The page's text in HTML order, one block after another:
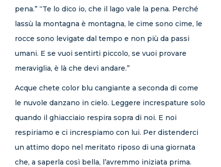
pena.” “Te lo dico io, che il lago vale la pena. Perché
lassù la montagna è montagna, le cime sono cime, le
rocce sono levigate dal tempo e non più da passi
umani. E se vuoi sentirti piccolo, se vuoi provare
meraviglia, è là che devi andare.”
Acque chete color blu cangiante a seconda di come
le nuvole danzano in cielo. Leggere increspature solo
quando il ghiacciaio respira sopra di noi. E noi
respiriamo e ci increspiamo con lui. Per distenderci
un attimo dopo nel meritato riposo di una giornata
che, a saperla così bella, l’avremmo iniziata prima.